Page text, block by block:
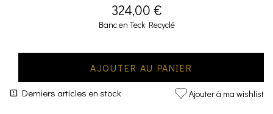
324,00 €
Banc en Teck Recyclé
AJOUTER AU PANIER
Derniers articles en stock Ajouter à ma wishlist